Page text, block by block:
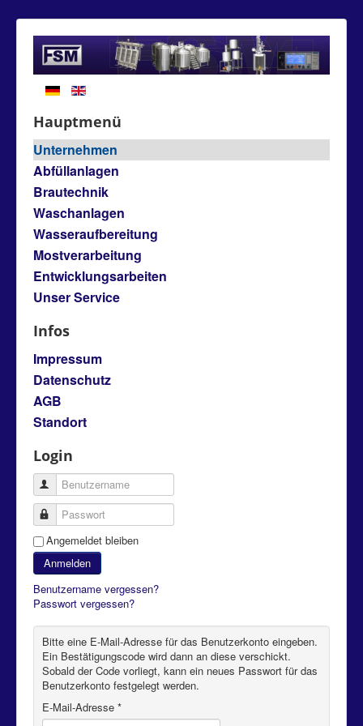
Hauptmenü
Unternehmen
Abfüllanlagen
Brautechnik
Waschanlagen
Wasseraufbereitung
Mostverarbeitung
Entwicklungsarbeiten
Unser Service
Infos
Impressum
Datenschutz
AGB
Standort
Login
Benutzername
Passwort
Angemeldet bleiben
Anmelden
Benutzername vergessen?
Passwort vergessen?
Bitte eine E-Mail-Adresse für das Benutzerkonto eingeben.
Ein Bestätigungscode wird dann an diese verschickt.
Sobald der Code vorliegt, kann ein neues Passwort für das
Benutzerkonto festgelegt werden.
E-Mail-Adresse *